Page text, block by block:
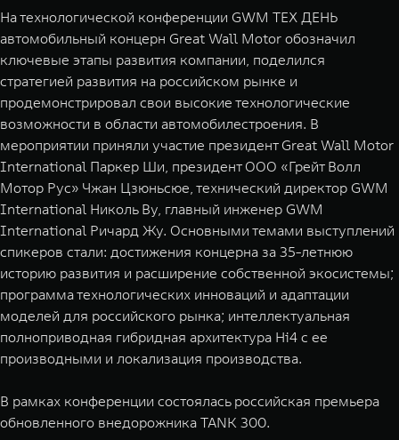
WEY 07
Расширяя границы комфорта
от 6 149 000 ₽
WEY 05
Эстетика
от 5 699
Масштаб возможностей
от 6 449 000 ₽
Масштаб
На технологической конференции GWM ТЕХ ДЕНЬ
автомобильный концерн Great Wall Motor обозначил
ключевые этапы развития компании, поделился
стратегией развития на российском рынке и
продемонстрировал свои высокие технологические
возможности в области автомобилестроения. В
мероприятии приняли участие президент Great Wall Motor
International Паркер Ши, президент ООО «Грейт Волл
Мотор Рус» Чжан Цзюньсюе, технический директор GWM
International Николь Ву, главный инженер GWM
International Ричард Жу. Основными темами выступлений
спикеров стали: достижения концерна за 35-летнюю
историю развития и расширение собственной экосистемы;
программа технологических инноваций и адаптации
моделей для российского рынка; интеллектуальная
полноприводная гибридная архитектура Hi4 с ее
производными и локализация производства.
В рамках конференции состоялась российская премьера
обновленного внедорожника TANK 300.